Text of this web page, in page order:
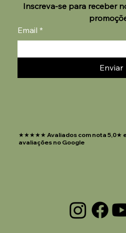
Inscreva-se para receber
Email *
Enviar
★★★★★ Avaliados com nota 5,0★
avaliações no Google